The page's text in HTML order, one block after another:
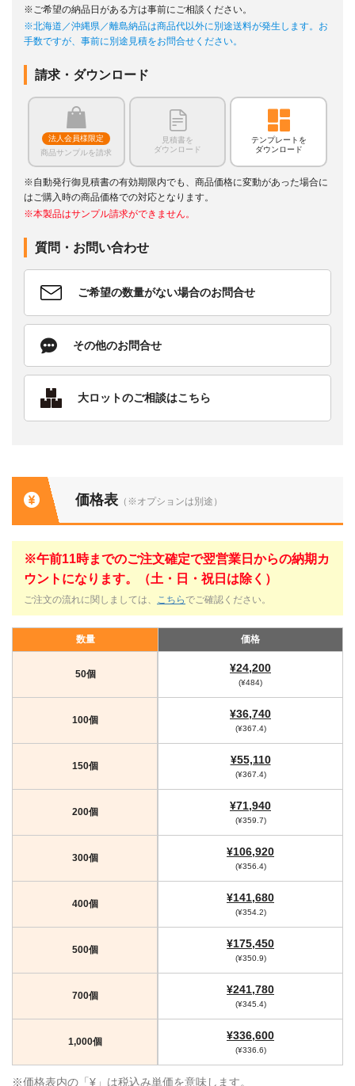
※ご希望の納品日がある方は事前にご相談ください。
※北海道／沖縄県／離島納品は商品代以外に別途送料が発生します。お
手数ですが、事前に別途見積をお問合せください。
請求・ダウンロード
法人会員様限定
商品サンプルを請求
見積書を
ダウンロード
テンプレートを
ダウンロード
※自動発行御見積書の有効期限内でも、商品価格に変動があった場合に
はご購入時の商品価格での対応となります。
※本製品はサンプル請求ができません。
質問・お問い合わせ
ご希望の数量がない場合のお問合せ
その他のお問合せ
大ロットのご相談はこちら
価格表 （※オプションは別途）
※午前11時までのご注文確定で翌営業日からの納期カ
ウントになります。（土・日・祝日は除く）
ご注文の流れに関しましては、 こちら でご確認ください。
数量 価格
50個 ¥24,200
(¥484)
100個 ¥36,740
(¥367.4)
150個 ¥55,110
(¥367.4)
200個 ¥71,940
(¥359.7)
300個 ¥106,920
(¥356.4)
400個 ¥141,680
(¥354.2)
500個 ¥175,450
(¥350.9)
700個 ¥241,780
(¥345.4)
1,000個 ¥336,600
(¥336.6)
※価格表内の「¥」は税込み単価を意味します。